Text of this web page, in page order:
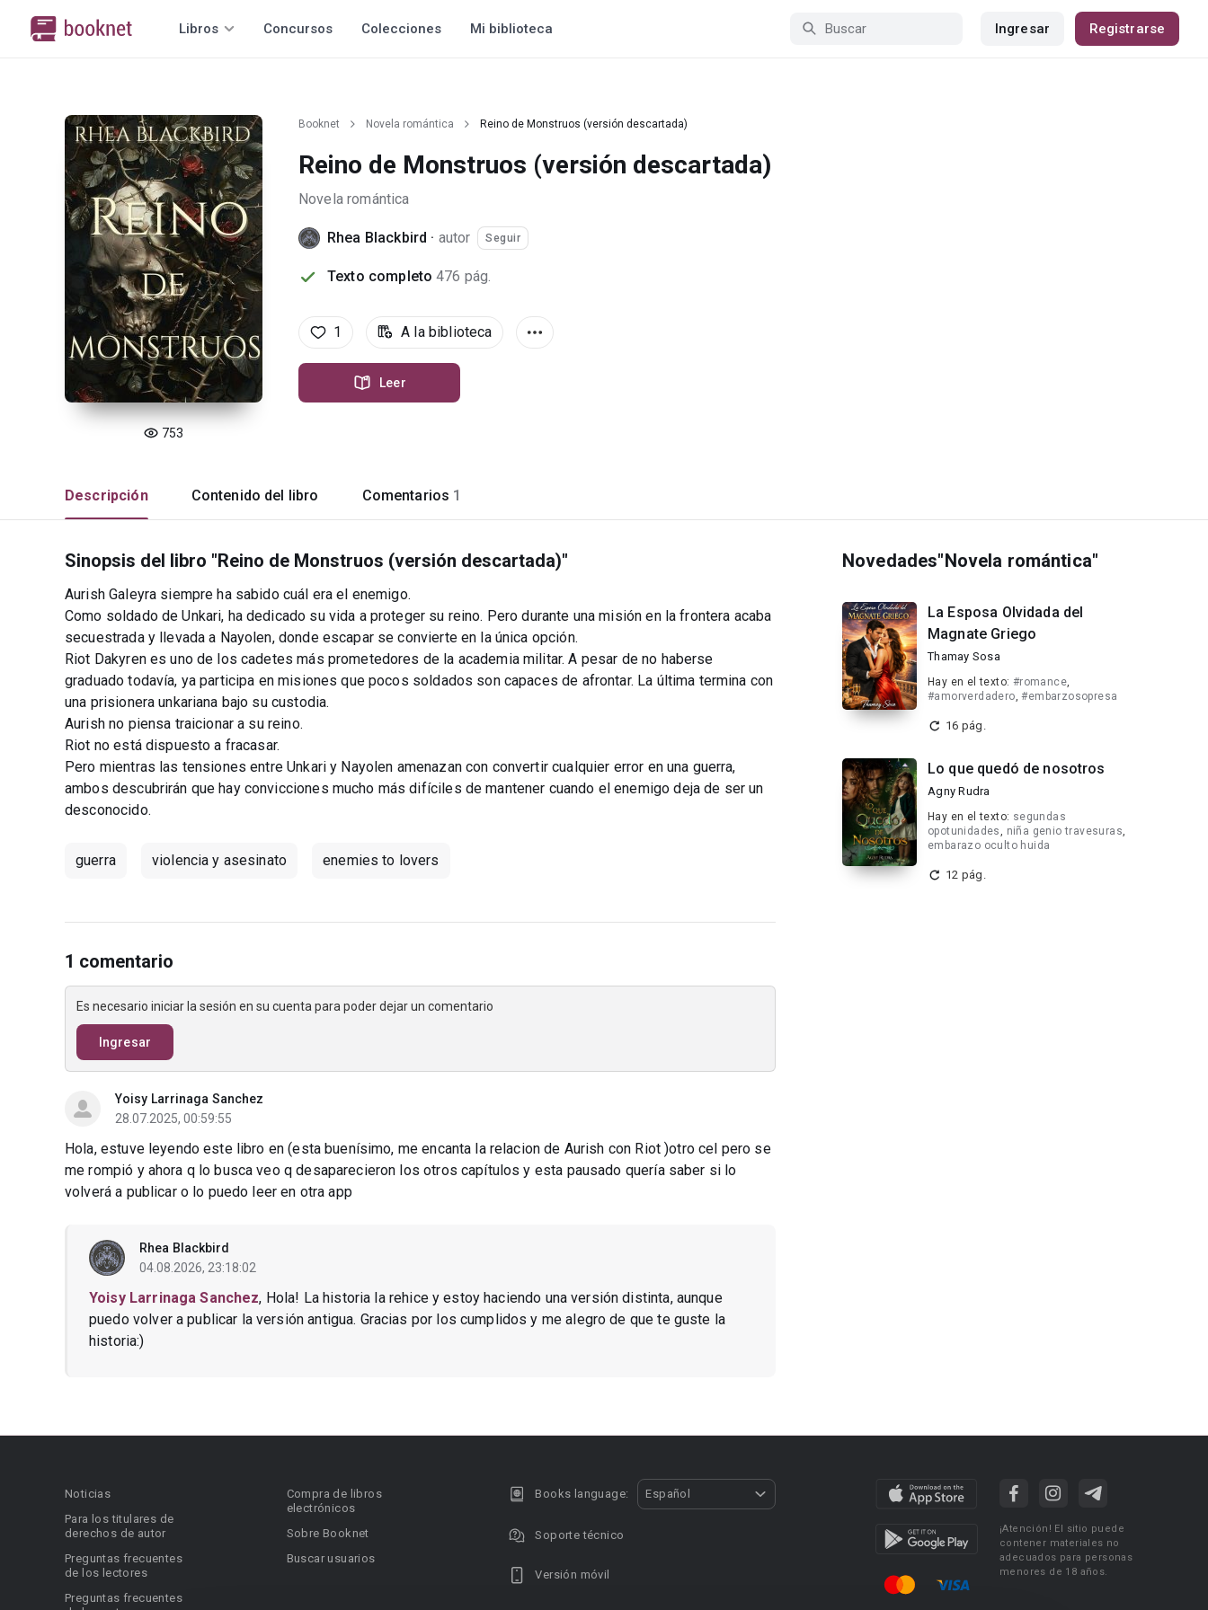
Libros Concursos Colecciones Mi biblioteca Ingresar Registrarse
753
Booknet Novela romántica Reino de Monstruos (versión descartada)
Reino de Monstruos (versión descartada)
Novela romántica
Rhea Blackbird · autor Seguir
Texto completo 476 pág.
1 A la biblioteca
Leer
Descripción Contenido del libro Comentarios 1
Sinopsis del libro "Reino de Monstruos (versión descartada)"
Aurish Galeyra siempre ha sabido cuál era el enemigo.
Como soldado de Unkari, ha dedicado su vida a proteger su reino. Pero durante una misión en la frontera acaba
secuestrada y llevada a Nayolen, donde escapar se convierte en la única opción.
Riot Dakyren es uno de los cadetes más prometedores de la academia militar. A pesar de no haberse
graduado todavía, ya participa en misiones que pocos soldados son capaces de afrontar. La última termina con
una prisionera unkariana bajo su custodia.
Aurish no piensa traicionar a su reino.
Riot no está dispuesto a fracasar.
Pero mientras las tensiones entre Unkari y Nayolen amenazan con convertir cualquier error en una guerra,
ambos descubrirán que hay convicciones mucho más difíciles de mantener cuando el enemigo deja de ser un
desconocido.
guerra violencia y asesinato enemies to lovers
1 comentario
Es necesario iniciar la sesión en su cuenta para poder dejar un comentario
Ingresar
Yoisy Larrinaga Sanchez
28.07.2025, 00:59:55
Hola, estuve leyendo este libro en (esta buenísimo, me encanta la relacion de Aurish con Riot )otro cel pero se
me rompió y ahora q lo busca veo q desaparecieron los otros capítulos y esta pausado quería saber si lo
volverá a publicar o lo puedo leer en otra app
Rhea Blackbird
04.08.2026, 23:18:02
Yoisy Larrinaga Sanchez, Hola! La historia la rehice y estoy haciendo una versión distinta, aunque
puedo volver a publicar la versión antigua. Gracias por los cumplidos y me alegro de que te guste la
historia:)
Novedades"Novela romántica"
La Esposa Olvidada del
Magnate Griego
Thamay Sosa
Hay en el texto: #romance,
#amorverdadero,#embarzosopresa
16 pág.
Lo que quedó de nosotros
Agny Rudra
Hay en el texto: segundas
opotunidades, niña genio travesuras,
embarazo oculto huida
12 pág.
Noticias
Para los titulares de
derechos de autor
Preguntas frecuentes
de los lectores
Preguntas frecuentes
Compra de libros
electrónicos
Sobre Booknet
Buscar usuarios
Books language: Español
Soporte técnico
Versión móvil
¡Atención! El sitio puede
contener materiales no
adecuados para personas
menores de 18 años.